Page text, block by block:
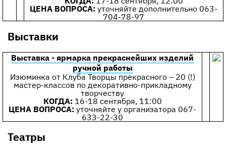
ЦЕНА ВОПРОСА: уточняйте дополнительно 063-
704-78-97
Выставки
Выставка - ярмарка прекраснейших изделий
ручной работы
Изюминка от Клуба Творцы прекрасного – 20 (!)
мастер-классов по декоративно-прикладному
творчеству
КОГДА: 16-18 сентября, 11:00
ЦЕНА ВОПРОСА: уточняйте у организатора 067-
633-22-30
Театры